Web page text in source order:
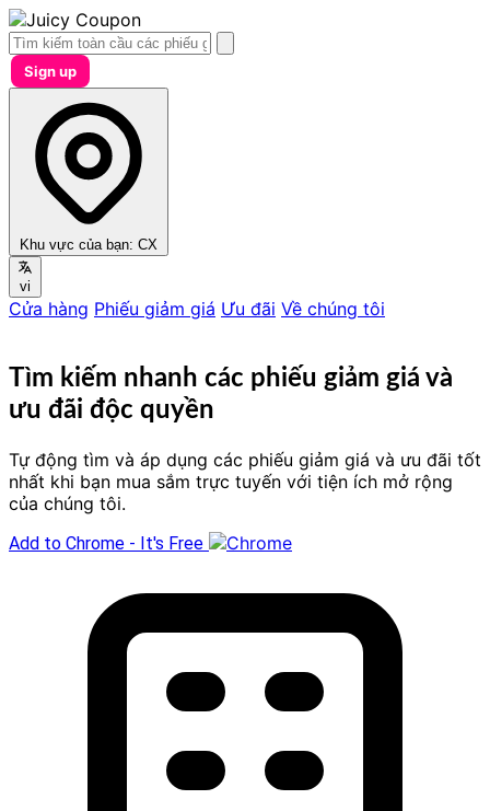
Sign up
Khu vực của bạn: CX
vi
Cửa hàng Phiếu giảm giá Ưu đãi Về chúng tôi
Tìm kiếm nhanh các phiếu giảm giá và
ưu đãi độc quyền
Tự động tìm và áp dụng các phiếu giảm giá và ưu đãi tốt
nhất khi bạn mua sắm trực tuyến với tiện ích mở rộng
của chúng tôi.
Add to Chrome - It's Free